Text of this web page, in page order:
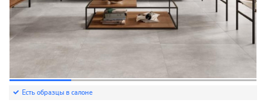
Есть образцы в салоне